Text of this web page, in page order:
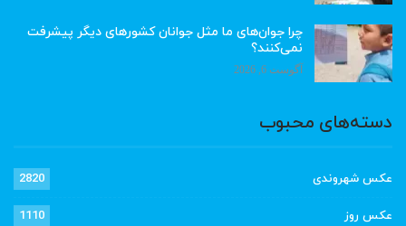
چرا جوان‌های ما مثل جوانان کشورهای دیگر پیشرفت
نمی‌کنند؟
آگوست 6, 2026
دسته‌های محبوب
عکس شهروندی 2820
عکس روز 1110